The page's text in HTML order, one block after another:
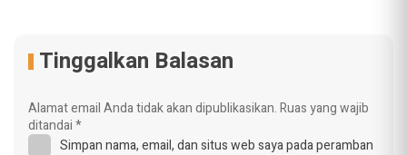
Tinggalkan Balasan
Alamat email Anda tidak akan dipublikasikan.Ruas yang wajib
ditandai*
Simpan nama, email, dan situs web saya pada peramban